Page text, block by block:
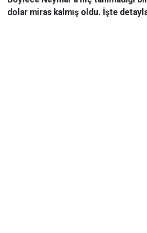
dolar miras kalmış oldu. İşte